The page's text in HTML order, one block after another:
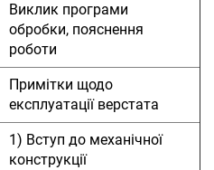
Виклик програми
обробки, пояснення
роботи
Примітки щодо
експлуатації верстата
1) Вступ до механічної
конструкції